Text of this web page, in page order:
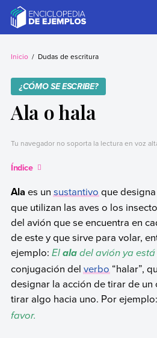
contentEjemplos
Necesitas ejemplos.
Inicio Dudas de escritura
¿CÓMO SE ESCRIBE?
Ala o hala
Tu navegador no soporta la lectura en voz
Índice
Ala es unsustantivoque
que utilizan las aves o los
del avión que se encuentra en
de este y que sirve para volar,
ejemplo: El aladel avión ya
conjugación delverbo“halar”,
designar la acción de tirar de un
tirar algo hacia uno. Por ejemplo:
favor.